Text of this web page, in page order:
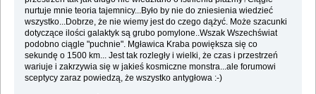
nurtuje mnie teoria tajemnicy...Było by nie do zniesienia wiedzieć
wszystko...Dobrze, że nie wiemy jest do czego dążyć. Może szacunki
dotyczące ilości galaktyk są grubo pomylone..Wszak Wszechświat
podobno ciągle "puchnie". Mgławica Kraba powiększa się co
sekundę o 1500 km... Jest tak rozległy i wielki, że czas i przestrzeń
wariuje i zakrzywia się w jakieś kosmiczne monstra...ale forumowi
sceptycy zaraz powiedzą, że wszystko antygłowa :-)